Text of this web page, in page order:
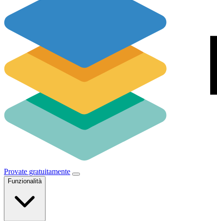
Provate gratuitamente
Funzionalità